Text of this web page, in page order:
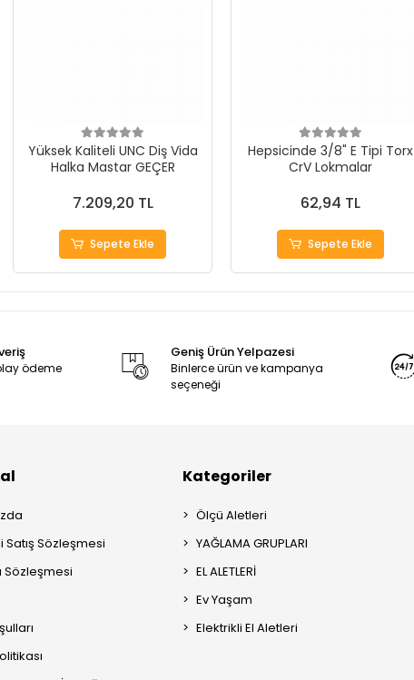
Yüksek Kaliteli UNC Diş Vida
Halka Mastar GEÇER
7.209,20 TL
Sepete Ekle
Hepsicinde 3/8" E Tipi Torx
CrV Lokmalar
62,94 TL
Sepete Ekle
ödeme
Geniş Ürün Yelpazesi
Binlerce ürün ve kampanya
seçeneği
Satış Sözleşmesi
Sözleşmesi
Kategoriler
Ölçü Aletleri
YAĞLAMA GRUPLARI
EL ALETLERİ
Ev Yaşam
Elektrikli El Aletleri